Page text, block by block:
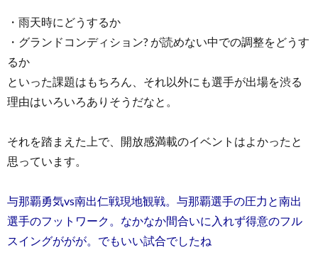
・雨天時にどうするか
・グランドコンディション? が読めない中での調整をどうす
るか
といった課題はもちろん、それ以外にも選手が出場を渋る
理由はいろいろありそうだなと。
それを踏まえた上で、開放感満載のイベントはよかったと
思っています。
与那覇勇気vs南出仁戦現地観戦。与那覇選手の圧力と南出
選手のフットワーク。なかなか間合いに入れず得意のフル
スイングががが。でもいい試合でしたね